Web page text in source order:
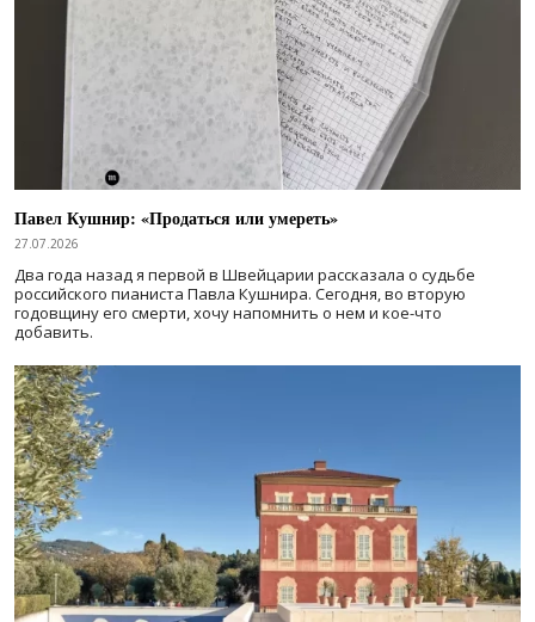
Павел Кушнир: «Продаться или умереть»
27.07.2026
Два года назад я первой в Швейцарии рассказала о судьбе
российского пианиста Павла Кушнира. Сегодня, во вторую
годовщину его смерти, хочу напомнить о нем и кое-что
добавить.